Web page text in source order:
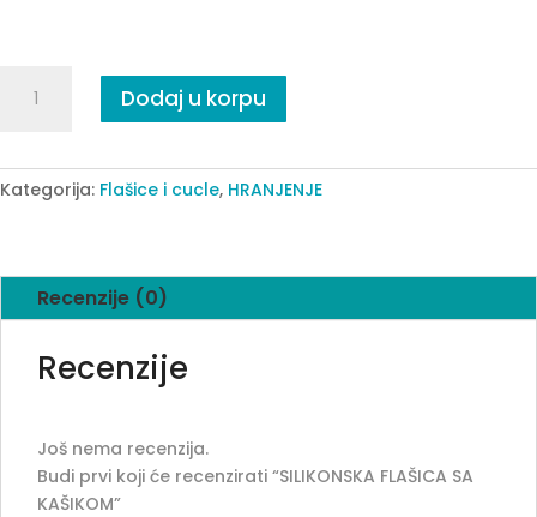
FLAŠICA
quantity
Dodaj u korpu
Kategorija: Flašice i cucle, HRANJENJE
Recenzije (0)
Recenzije
Još nema recenzija.
Budi prvi koji će recenzirati “SILIKONSKA FLAŠICA SA
KAŠIKOM”